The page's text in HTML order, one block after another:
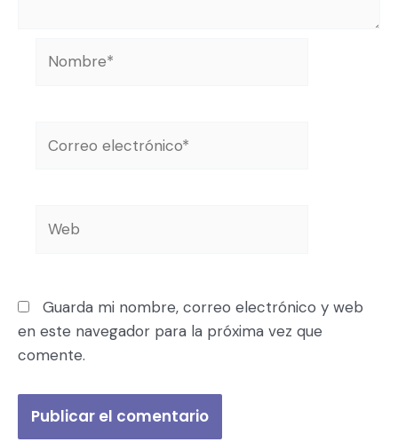
Guarda mi nombre, correo electrónico y web
en este navegador para la próxima vez que
comente.